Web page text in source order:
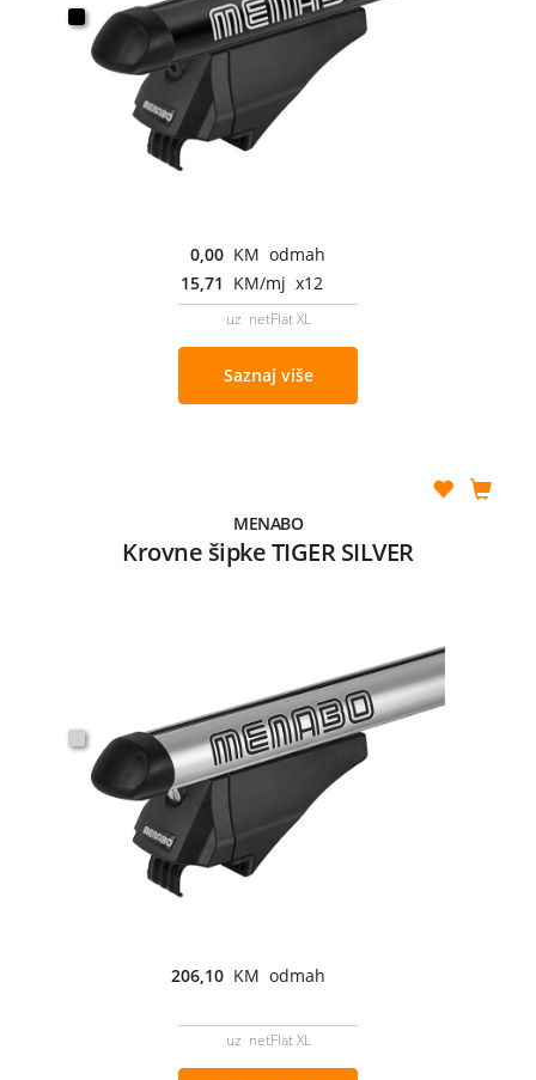
0,00 KM odmah
15,71 KM/mj x12
uz netFlat XL
Saznaj više
MENABO
Krovne šipke TIGER SILVER
206,10 KM odmah
uz netFlat XL